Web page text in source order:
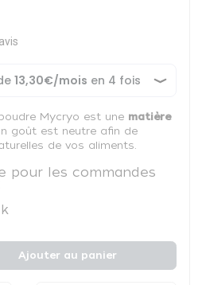
avis
Mycryo est une matière
goût est neutre afin de
de vos aliments.
pour les commandes
Ajouter au panier